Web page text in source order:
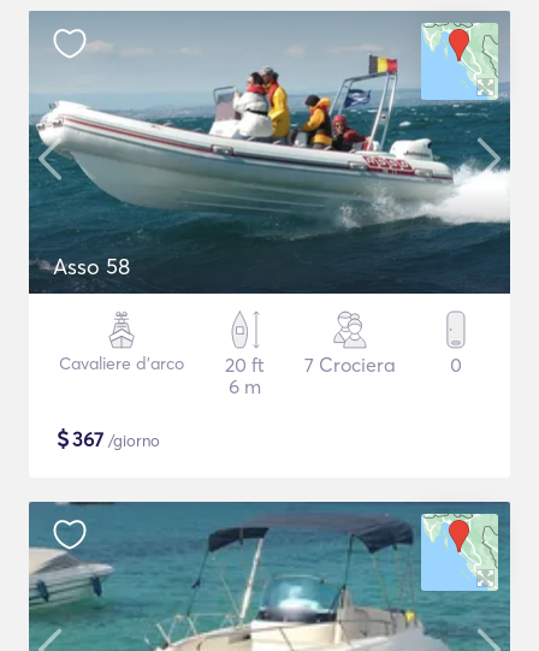
Asso 58
Cavaliere d'arco
20 ft
6 m
7 Crociera 0
$367 /giorno